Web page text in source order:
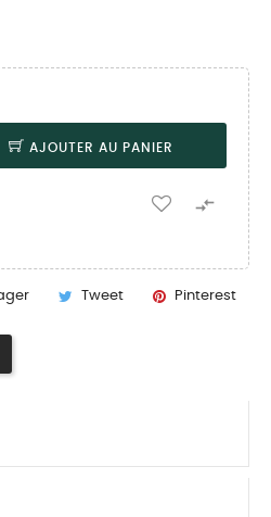
AJOUTER AU PANIER

Tweet Pinterest